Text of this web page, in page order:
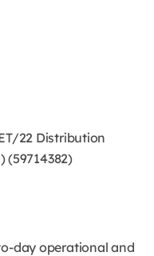
22 Distribution
(59714382)
day operational and